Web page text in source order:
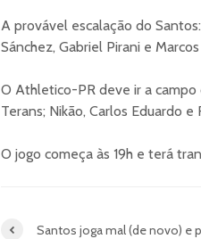
A provável escalação do
Sánchez, Gabriel Pirani e
O Athletico-PR deve ir a campo
Terans; Nikão, Carlos Eduardo e
O jogo começa às 19h e terá
Santos joga mal (de novo) e